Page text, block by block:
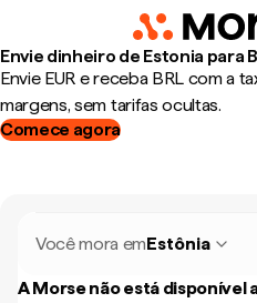
Envie dinheiro de Estonia para
Envie EUR e receba BRL com a
margens, sem tarifas ocultas.
Comece agora
Você mora emEstônia
A Morse não está disponível